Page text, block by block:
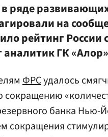
ряде
на
рейтинг России
ГК «Алор»
ФРСудалось
сокращению
банка
сокращения